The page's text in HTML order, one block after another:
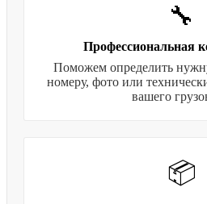
🔧
Профессиональная
Поможем определить
номеру, фото или
вашего
📦